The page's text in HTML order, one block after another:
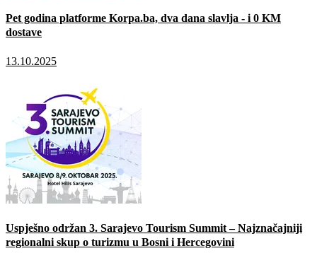
Pet godina platforme Korpa.ba, dva dana slavlja - i 0 KM
dostave
13.10.2025
Uspješno održan 3. Sarajevo Tourism Summit – Najznačajniji
regionalni skup o turizmu u Bosni i Hercegovini